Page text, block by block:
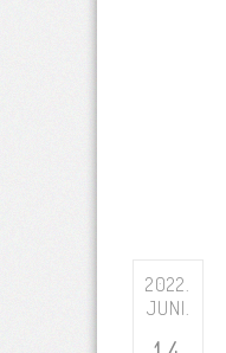
2022.
JUNI.